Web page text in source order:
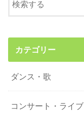
カテゴリー
ダンス・歌
コンサート・ライブ